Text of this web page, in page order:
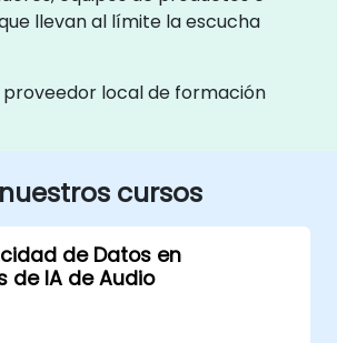
llevan al límite la escucha
proveedor local de formación
cursos
de Datos en
de IA de Audio